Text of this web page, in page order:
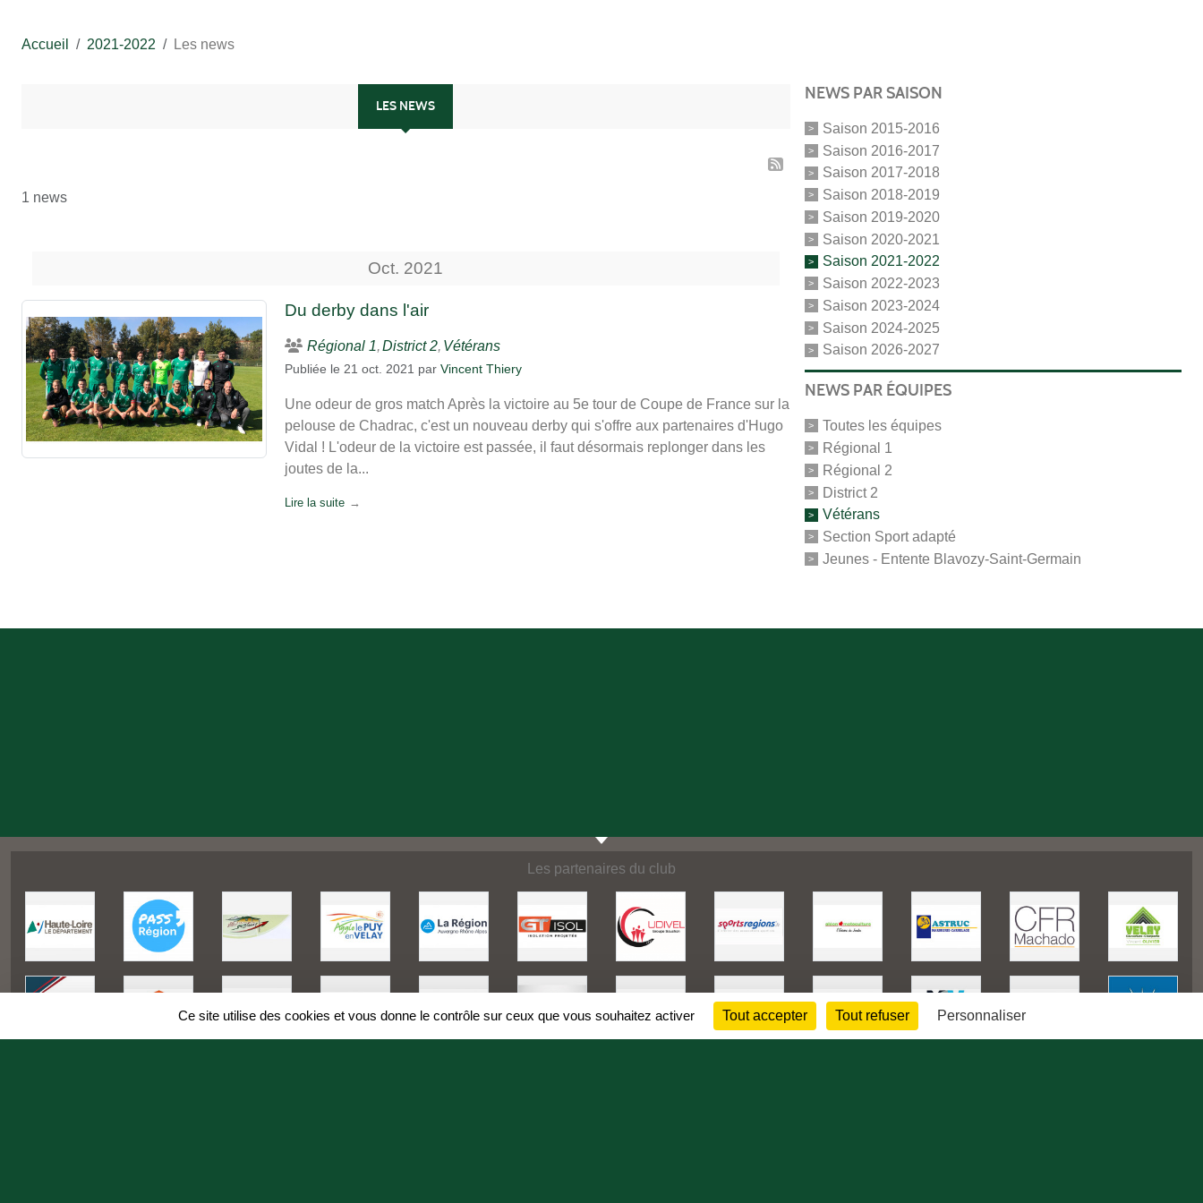
Accueil 2021-2022 Les news
LES NEWS
1 news
Oct. 2021
Du derby dans l'air
Régional 1 District 2 Vétérans
Publiée le 21 oct. 2021 parVincent Thiery
Une odeur de gros match Après la victoire au 5e tour de Coupe de France sur la
pelouse de Chadrac, c'est un nouveau derby qui s'offre aux partenaires d'Hugo
Vidal ! L'odeur de la victoire est passée, il faut désormais replonger dans les
joutes de la...
Lire la suite
NEWS PAR SAISON
Saison 2015-2016
Saison 2016-2017
Saison 2017-2018
Saison 2018-2019
Saison 2019-2020
Saison 2020-2021
Saison 2021-2022
Saison 2022-2023
Saison 2023-2024
Saison 2024-2025
Saison 2026-2027
NEWS PAR ÉQUIPES
Toutes les équipes
Régional 1
Régional 2
District 2
Vétérans
Section Sport adapté
Jeunes - Entente Blavozy-Saint-Germain
Les partenaires du club
Ce site utilise des cookies et vous donne le contrôle sur ceux que vous souhaitez activer Tout accepter Tout refuser Personnaliser